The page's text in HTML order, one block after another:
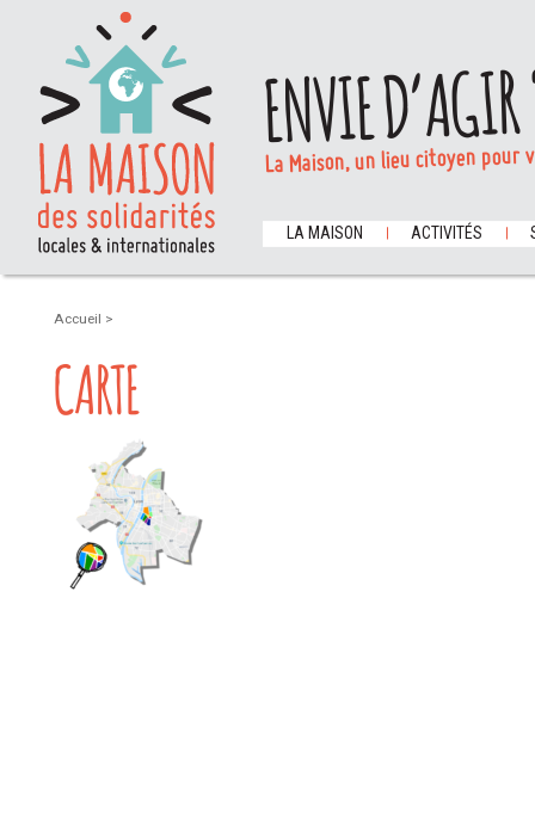
ENVIE
La Maison, un lieu citoyen
LA MAISON ACTIVITÉS
Accueil >
CARTE